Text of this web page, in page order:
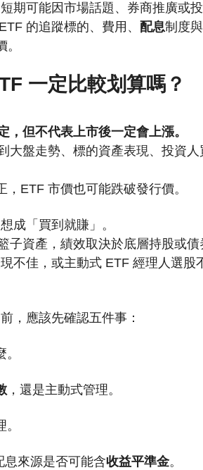
期可能因市場話題、券商推廣或
的追蹤標的、費用、 配息制度
一定比較划算嗎？
，但不代表上市後一定會上漲。
大盤走勢、標的資產表現、投資
ETF 市價也可能跌破發行價。
成「買到就賺」。
子資產，績效取決於底層持股或債
不佳，或主動式 ETF 經理人選股
，應該先確認五件事：
，還是主動式管理。
息來源是否可能含收益平準金。